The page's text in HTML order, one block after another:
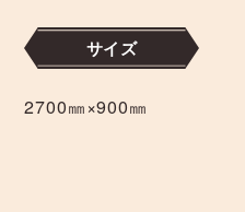
サイズ
2700㎜×900㎜